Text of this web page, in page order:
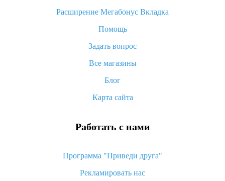
«AliExpress Standard Shipping»: что это за метод доставки и
как его отслеживать
Как покупать оптом на Алиэкспресс
Что делать, если не пришел товар с Алиэкспресс
возврата денег
Расширение Мегабонус Вкладка
Помощь
Задать вопрос
Все магазины
Блог
Карта сайта
Работать с нами
Программа "Приведи друга"
Рекламировать нас